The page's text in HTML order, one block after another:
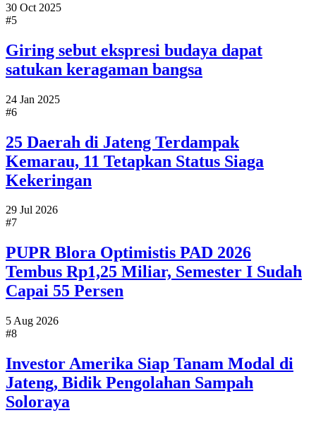
30 Oct 2025
#5
Giring sebut ekspresi budaya dapat
satukan keragaman bangsa
24 Jan 2025
#6
25 Daerah di Jateng Terdampak
Kemarau, 11 Tetapkan Status Siaga
Kekeringan
29 Jul 2026
#7
PUPR Blora Optimistis PAD 2026
Tembus Rp1,25 Miliar, Semester I Sudah
Capai 55 Persen
5 Aug 2026
#8
Investor Amerika Siap Tanam Modal di
Jateng, Bidik Pengolahan Sampah
Soloraya